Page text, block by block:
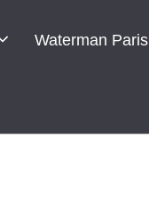
Waterman Paris